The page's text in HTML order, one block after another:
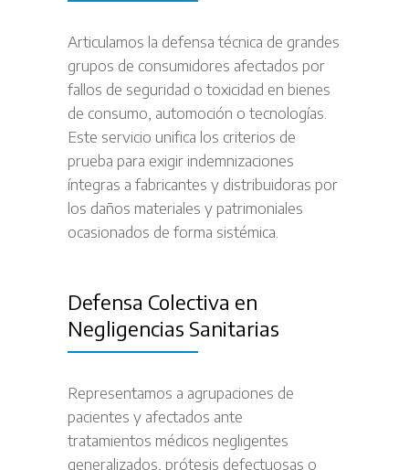
Articulamos la defensa técnica de grandes
grupos de consumidores afectados por
fallos de seguridad o toxicidad en bienes
de consumo, automoción o tecnologías.
Este servicio unifica los criterios de
prueba para exigir indemnizaciones
íntegras a fabricantes y distribuidoras por
los daños materiales y patrimoniales
ocasionados de forma sistémica.
Defensa Colectiva en
Negligencias Sanitarias
Representamos a agrupaciones de
pacientes y afectados ante
tratamientos médicos negligentes
generalizados, prótesis defectuosas o